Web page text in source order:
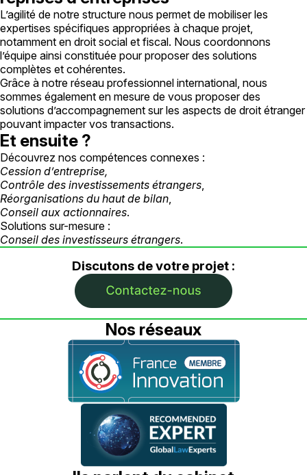
L’agilité de notre structure nous permet de mobiliser les
expertises spécifiques appropriées à chaque projet,
notamment en droit social et fiscal. Nous coordonnons
l’équipe ainsi constituée pour proposer des solutions
complètes et cohérentes.
Grâce à notre réseau professionnel international, nous
sommes également en mesure de vous proposer des
solutions d’accompagnement sur les aspects de droit étranger
pouvant impacter vos transactions.
Et ensuite ?
Découvrez nos compétences connexes :
Cession d’entreprise,
Contrôle des investissements étrangers
Réorganisations du haut de bilan
Conseil aux actionnaires.
Solutions sur-mesure :
Conseil des investisseurs étrangers.
Discutons de votre projet :
Nos réseaux